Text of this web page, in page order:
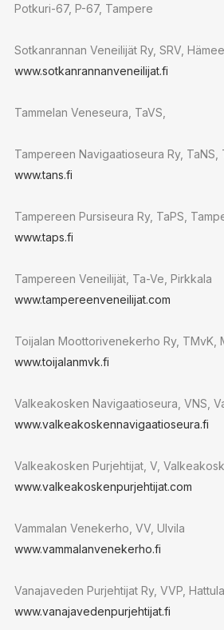
Potkuri-67, P-67, Tampere
Sotkanrannan Veneilijät Ry, SRV,
www.sotkanrannanveneilijat.fi
Tammelan Veneseura, TaVS,
Tampereen Navigaatioseura Ry, TaNS,
www.tans.fi
Tampereen Pursiseura Ry, TaPS,
www.taps.fi
Tampereen Veneilijät, Ta-Ve, Pirkkala
www.tampereenveneilijat.com
Toijalan Moottorivenekerho Ry, TMvK,
www.toijalanmvk.fi
Valkeakosken Navigaatioseura, VNS,
www.valkeakoskennavigaatioseura.fi
Valkeakosken Purjehtijat, V,
www.valkeakoskenpurjehtijat.com
Vammalan Venekerho, VV, Ulvila
www.vammalanvenekerho.fi
Vanajaveden Purjehtijat Ry, VVP, Hattula
www.vanajavedenpurjehtijat.fi